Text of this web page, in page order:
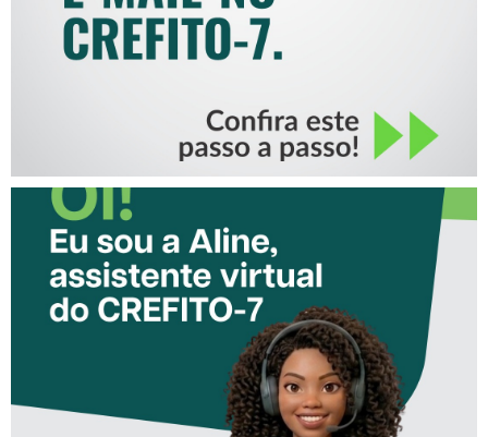
CONHEÇA A ‘ALINE’,
ASSISTENTE VIRTUAL DO
CREFITO-7